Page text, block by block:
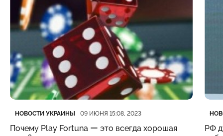
Категория
НОВОСТИ УКРАИНЫ
Дата публикации 09 ИЮНЯ 15:08, 2023
Почему Play Fortuna ー это всегда хорошая
РФ